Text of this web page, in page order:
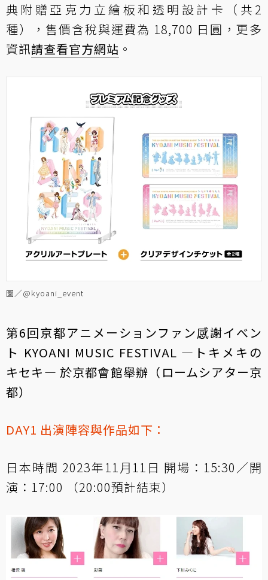
典附贈亞克力立繪板和透明設計卡（共2
種），售價含稅與運費為 18,700 日圓，更多
資訊請查看官方網站 。
圖／@kyoani_event
第6回京都アニメーションファン感謝イべン
ト KYOANI MUSIC FESTIVAL ―トキメキの
キセキ― 於京都會館舉辦（ロームシアター京
都）
DAY1 出演陣容與作品如下：
日本時間 2023年11月11日 開場：15:30／開
演：17:00 （20:00預計結束）